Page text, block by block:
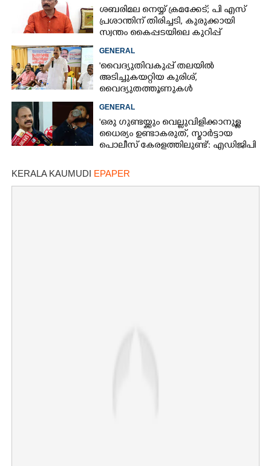
ശബരിമല നെയ്യ് ക്രമക്കേട്; പി എസ്
പ്രശാന്തിന് തിരിച്ചടി, കുരുക്കായി
സ്വന്തം കൈപ്പടയിലെ കുറിപ്പ്
GENERAL
'വൈദ്യുതിവകുപ്പ് തലയിൽ
അടിച്ചുകയറ്റിയ കുരിശ്‌,
വൈദ്യുതത്തൂണുകൾ
പൊട്ടിവീണാൽപോലും മന്ത്രിയെ
വിളിക്കുന്ന കാലമാണിത്'
GENERAL
'ഒരു ഗുണ്ടയ്ക്കും വെല്ലുവിളിക്കാനുള്ള
ധൈര്യം ഉണ്ടാകരുത്, സ്മാർട്ടായ
പൊലീസ് കേരളത്തിലുണ്ട്': എഡിജിപി
KERALA KAUMUDI EPAPER